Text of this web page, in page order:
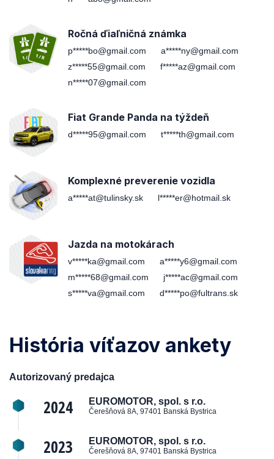
Ročná ďiaľničná známka
p*****bo@gmail.com
a*****ny@gmail.com
z*****55@gmail.com
f*****az@gmail.com
n*****07@gmail.com
Fiat Grande Panda na týždeň
d*****95@gmail.com t*****th@gmail.com
Komplexné preverenie vozidla
a*****at@tulinsky.sk l*****er@hotmail.sk
Jazda na motokárach
v*****ka@gmail.com
a*****y6@gmail.com
m*****68@gmail.com
j*****ac@gmail.com
s*****va@gmail.com
d*****po@fultrans.sk
História víťazov ankety
Autorizovaný predajca
2024 EUROMOTOR, spol. s r.o.
Čerešňová 8A, 97401 Banská Bystrica
2023 EUROMOTOR, spol. s r.o.
Čerešňová 8A, 97401 Banská Bystrica